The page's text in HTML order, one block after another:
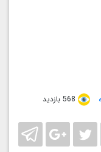
568 بازدید